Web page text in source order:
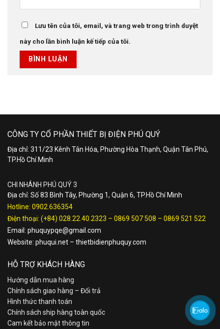
Lưu tên của tôi, email, và trang web trong trình duyệt
này cho lần bình luận kế tiếp của tôi.
CÔNG TY CỔ PHẦN THIẾT BỊ ĐIỆN PHÚ QUÝ
Địa chỉ: 311/23 Kênh Tân Hóa, Phường Hòa Thạnh, Quận Tân Phú,
TP.Hồ Chí Minh
CHI NHÁNH PHÚ QUÝ 3
Địa chỉ: Số 83 Bình Tây, Phường 1, Quận 6, TP.Hồ Chí Minh
Hotline: 0902.636354
Điện thoại: (+84) 028.22.40.2323 – 0869 507 508 – 0869 521 522
Email: phuquypqe@gmail.com
Website: phuqui.net – thietbidienphuquy.com
HỖ TRỢ KHÁCH HÀNG
Hướng dẫn mua hàng
Chính sách giao hàng – Đổi trả
Hình thức thanh toán
Chính sách ship hàng toàn quốc
Cam kết bảo mật thông tin